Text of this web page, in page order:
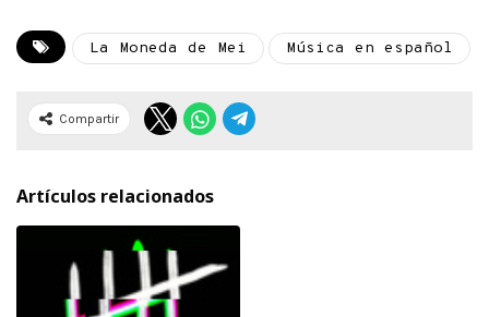
La Moneda de Mei Música en español
Compartir
Artículos relacionados